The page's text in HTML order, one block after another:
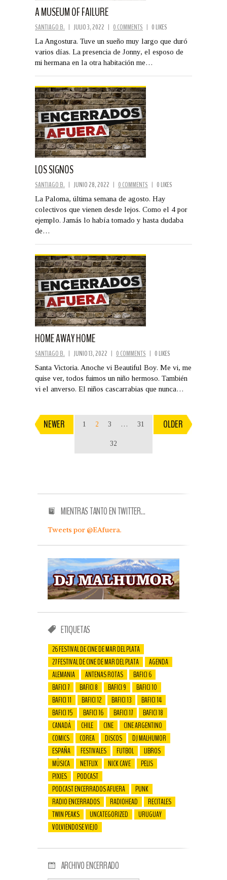
A MUSEUM OF FAILURE
SANTIAGO B. | JULIO 3, 2022 | 0 COMMENTS | 0 LIKES
La Angostura. Tuve un sueño muy largo que duró
varios días. La presencia de Jonny, el esposo de
mi hermana en la otra habitación me…
LOS SIGNOS
SANTIAGO B. | JUNIO 28, 2022 | 0 COMMENTS | 0 LIKES
La Paloma, última semana de agosto. Hay
colectivos que vienen desde lejos. Como el 4 por
ejemplo. Jamás lo había tomado y hasta dudaba
de…
HOME AWAY HOME
SANTIAGO B. | JUNIO 13, 2022 | 0 COMMENTS | 0 LIKES
Santa Victoria. Anoche vi Beautiful Boy. Me vi, me
quise ver, todos fuimos un niño hermoso. También
vi el anverso. El niños cascarrabias que nunca…
NEWER 1 2 3 … 31
32
OLDER
MIENTRAS TANTO EN TWITTER…
Tweets por @EAfuera.
ETIQUETAS
26 FESTIVAL DE CINE DE MAR DEL PLATA
27 FESTIVAL DE CINE DE MAR DEL PLATA
AGENDA
ALEMANIA
ANTENAS ROTAS
BAFICI 6
BAFICI 7
BAFICI 8 BAFICI 9
BAFICI 10
BAFICI 11
BAFICI 12 BAFICI 13
BAFICI 14
BAFICI 15
BAFICI 16 BAFICI 17
BAFICI 18
CANADÁ
CHILE CINE
CINE ARGENTINO
COMICS
COREA DISCOS
DJ MALHUMOR
ESPAÑA
FESTIVALES FUTBOL
LIBROS
MÚSICA
NETFLIX NICK CAVE
PELIS
PIXIES
PODCAST
PODCAST ENCERRADOS AFUERA
PUNK
RADIO ENCERRADOS
RADIOHEAD
RECITALES
TWIN PEAKS
UNCATEGORIZED
URUGUAY
VOLVIENDOSE VIEJO
ARCHIVO ENCERRADO